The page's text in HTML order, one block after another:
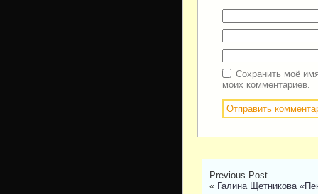
Сохранить моё
моих комментариев.
Previous Post
« Галина Щетникова